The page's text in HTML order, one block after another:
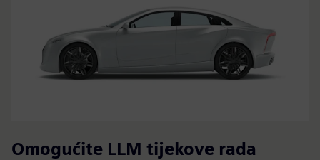
Omogućite LLM tijekove rada